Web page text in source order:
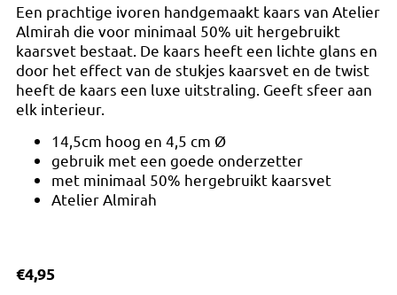
Een prachtige ivoren handgemaakt kaars van Atelier
Almirah die voor minimaal 50% uit hergebruikt
kaarsvet bestaat. De kaars heeft een lichte glans en
door het effect van de stukjes kaarsvet en de twist
heeft de kaars een luxe uitstraling. Geeft sfeer aan
elk interieur.
14,5cm hoog en 4,5 cm Ø
gebruik met een goede onderzetter
met minimaal 50% hergebruikt kaarsvet
Atelier Almirah
€4,95